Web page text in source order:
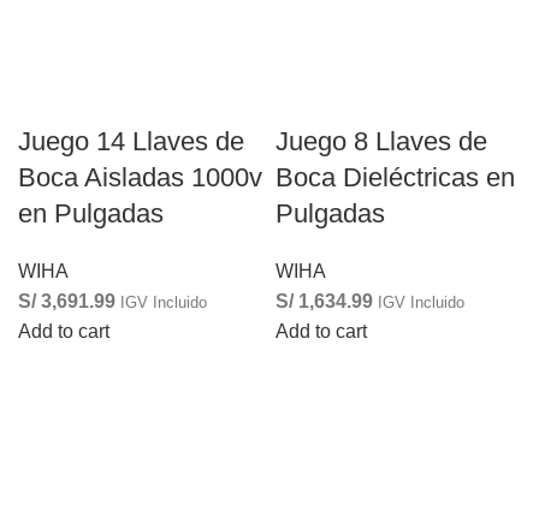
Juego 14 Llaves de
Boca Aisladas 1000v
en Pulgadas
WIHA
S/3,691.99 IGV Incluido
Add to cart
Juego 8 Llaves de
Boca Dieléctricas en
Pulgadas
WIHA
S/1,634.99 IGV Incluido
Add to cart